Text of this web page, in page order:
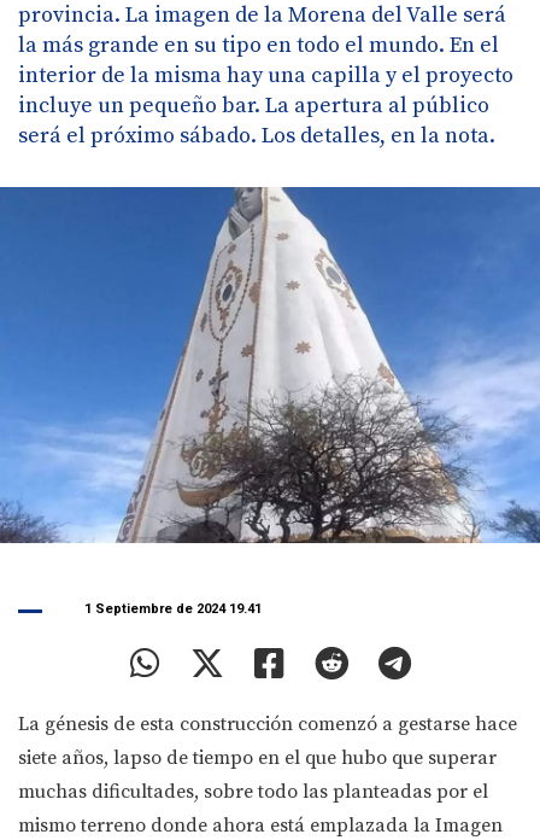
provincia. La imagen de la Morena del Valle será
la más grande en su tipo en todo el mundo. En el
interior de la misma hay una capilla y el proyecto
incluye un pequeño bar. La apertura al público
será el próximo sábado. Los detalles, en la nota.
1 Septiembre de 2024 19.41
La génesis de esta construcción comenzó a gestarse hace
siete años, lapso de tiempo en el que hubo que superar
muchas dificultades, sobre todo las planteadas por el
mismo terreno donde ahora está emplazada la Imagen